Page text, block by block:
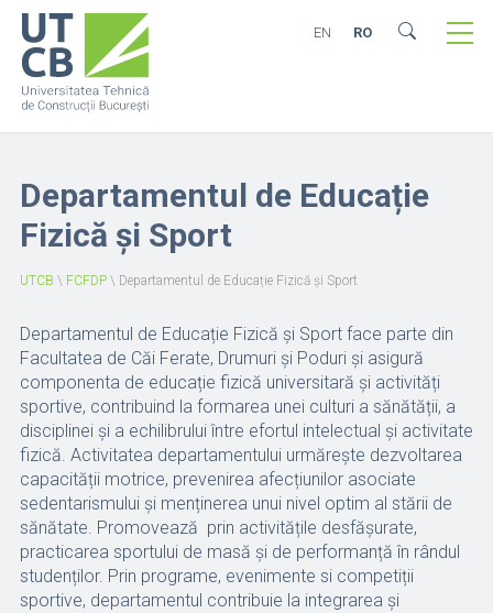
EN RO
Departamentul de Educație
Fizică și Sport
UTCB \ FCFDP\ Departamentul de Educație Fizică și Sport
Departamentul de Educație Fizică și Sport face parte din
Facultatea de Căi Ferate, Drumuri și Poduri și asigură
componenta de educație fizică universitară și activități
sportive, contribuind la formarea unei culturi a sănătății, a
disciplinei și a echilibrului între efortul intelectual și activitate
fizică. Activitatea departamentului urmărește dezvoltarea
capacității motrice, prevenirea afecțiunilor asociate
sedentarismului și menținerea unui nivel optim al stării de
sănătate. Promovează prin activitățile desfășurate,
practicarea sportului de masă și de performanță în rândul
studenților. Prin programe, evenimente si competiții
sportive, departamentul contribuie la integrarea și